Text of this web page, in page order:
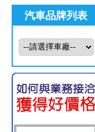
汽車品牌列表